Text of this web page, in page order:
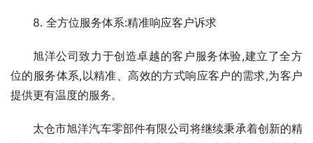
8. 全方位服务体系:精准响应客户诉求
旭洋公司致力于创造卓越的客户服务体验,建立了全方
位的服务体系,以精准、高效的方式响应客户的需求,为客户
提供更有温度的服务。
太仓市旭洋汽车零部件有限公司将继续秉承着创新的精